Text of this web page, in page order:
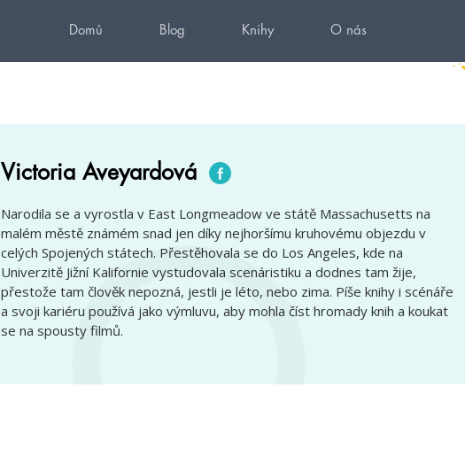
Domů Blog Knihy O nás
Victoria Aveyardová
Narodila se a vyrostla v East Longmeadow ve státě Massachusetts na
malém městě známém snad jen díky nejhoršímu kruhovému objezdu v
celých Spojených státech. Přestěhovala se do Los Angeles, kde na
Univerzitě Jižní Kalifornie vystudovala scenáristiku a dodnes tam žije,
přestože tam člověk nepozná, jestli je léto, nebo zima. Píše knihy i scénáře
a svoji kariéru používá jako výmluvu, aby mohla číst hromady knih a koukat
se na spousty filmů.